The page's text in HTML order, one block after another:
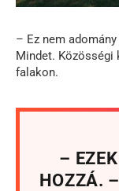
– Ez nem
Mindet. Közösségi
falakon.
–
HOZZÁ.